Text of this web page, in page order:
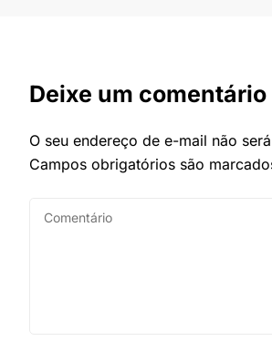
Deixe um comentário
O seu endereço de e-mail não
Campos obrigatórios são